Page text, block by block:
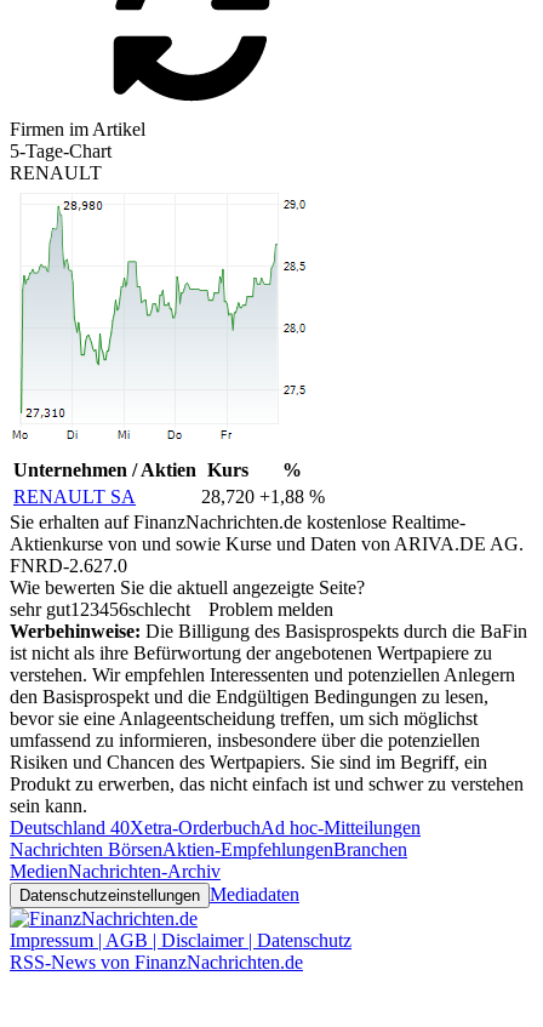
Firmen im Artikel
5-Tage-Chart
RENAULT
Unternehmen / Aktien Kurs
%
RENAULT SA
28,720 +1,88 %
Sie erhalten auf FinanzNachrichten.de kostenlose Realtime-
Aktienkurse von und sowie Kurse und Daten von ARIVA.DE AG.
FNRD-2.627.0
Wie bewerten Sie die aktuell angezeigte Seite?
sehr gut1 23456schlecht
Problem melden
Werbehinweise: Die Billigung des Basisprospekts durch die BaFin
ist nicht als ihre Befürwortung der angebotenen Wertpapiere zu
verstehen. Wir empfehlen Interessenten und potenziellen Anlegern
den Basisprospekt und die Endgültigen Bedingungen zu lesen,
bevor sie eine Anlageentscheidung treffen, um sich möglichst
umfassend zu informieren, insbesondere über die potenziellen
Risiken und Chancen des Wertpapiers. Sie sind im Begriff, ein
Produkt zu erwerben, das nicht einfach ist und schwer zu verstehen
sein kann.
Deutschland 40Xetra-OrderbuchAd hoc-Mitteilungen
Nachrichten BörsenAktien-EmpfehlungenBranchen
MedienNachrichten-Archiv
Datenschutzeinstellungen Mediadaten
Impressum | AGB | Disclaimer | Datenschutz
RSS-News von FinanzNachrichten.de